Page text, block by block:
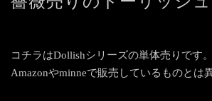
コチラはDollishシリーズの単体売りです。
Amazonやminneで販売しているものとは